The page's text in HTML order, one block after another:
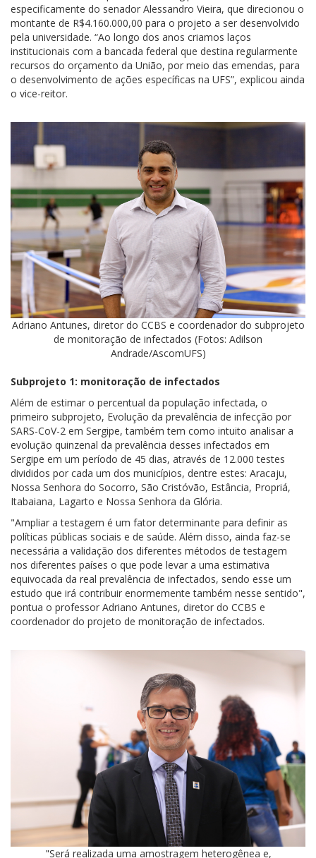
especificamente do senador Alessandro Vieira, que direcionou o
montante de R$4.160.000,00 para o projeto a ser desenvolvido
pela universidade. “Ao longo dos anos criamos laços
institucionais com a bancada federal que destina regularmente
recursos do orçamento da União, por meio das emendas, para
o desenvolvimento de ações específicas na UFS”, explicou ainda
o vice-reitor.
Adriano Antunes, diretor do CCBS e coordenador do subprojeto
de monitoração de infectados (Fotos: Adilson
Andrade/AscomUFS)
Subprojeto 1: monitoração de infectados
Além de estimar o percentual da população infectada, o
primeiro subprojeto, Evolução da prevalência de infecção por
SARS-CoV-2 em Sergipe, também tem como intuito analisar a
evolução quinzenal da prevalência desses infectados em
Sergipe em um período de 45 dias, através de 12.000 testes
divididos por cada um dos municípios, dentre estes: Aracaju,
Nossa Senhora do Socorro, São Cristóvão, Estância, Propriá,
Itabaiana, Lagarto e Nossa Senhora da Glória.
"Ampliar a testagem é um fator determinante para definir as
políticas públicas sociais e de saúde. Além disso, ainda faz-se
necessária a validação dos diferentes métodos de testagem
nos diferentes países o que pode levar a uma estimativa
equivocada da real prevalência de infectados, sendo esse um
estudo que irá contribuir enormemente também nesse sentido",
pontua o professor Adriano Antunes, diretor do CCBS e
coordenador do projeto de monitoração de infectados.
"Será realizada uma amostragem heterogênea e,